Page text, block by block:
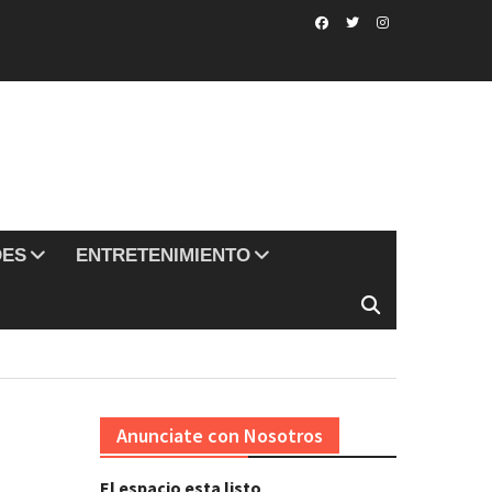
ENTRETENIMIENTO
Anunciate con Nosotros
El espacio esta listo